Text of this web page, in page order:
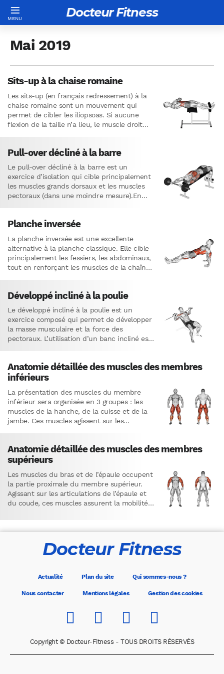
Docteur Fitness
Mai 2019
Sits-up à la chaise romaine
Les sits-up (en français redressement) à la
chaise romaine sont un mouvement qui
permet de cibler les iliopsoas. Si aucune
flexion de la taille n’a lieu, le muscle droit
Pull-over décliné à la barre
Le pull-over décliné à la barre est un
exercice d’isolation qui cible principalement
les muscles grands dorsaux et les muscles
pectoraux (dans une moindre mesure).En
Planche inversée
La planche inversée est une excellente
alternative à la planche classique. Elle cible
principalement les fessiers, les abdominaux,
tout en renforçant les muscles de la chaîne
Développé incliné à la poulie
Le développé incliné à la poulie est un
exercice composé qui permet de développer
la masse musculaire et la force des
pectoraux. L’utilisation d’un banc incliné est
Anatomie détaillée des muscles des membres
inférieurs
La présentation des muscles du membre
inférieur sera organisée en 3 groupes : les
muscles de la hanche, de la cuisse et de la
jambe. Ces muscles agissent sur les
Anatomie détaillée des muscles des membres
supérieurs
Les muscles du bras et de l’épaule occupent
la partie proximale du membre supérieur.
Agissant sur les articulations de l’épaule et
du coude, ces muscles assurent la mobilité
Docteur Fitness
Actualité Plan du site Qui sommes-nous ?
Nous contacter Mentions légales Gestion des cookies
Copyright © Docteur-Fitness - TOUS DROITS RÉSERVÉS